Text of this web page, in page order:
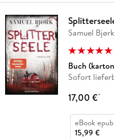
Samuel Bjørk
Buch
Sofort
17,00 €*
eBook epub
15,99 €